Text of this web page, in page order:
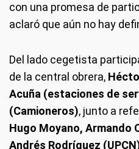
con una promesa de
aclaró que aún no hay
Del lado cegetista
de la central obrera,
Acuña (estaciones de
(Camioneros), junto a
Hugo Moyano, Armando
Andrés Rodríguez